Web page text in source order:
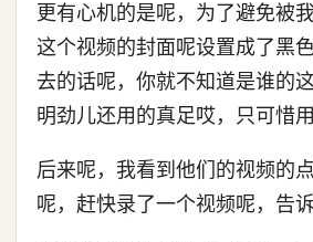
更有心机的是呢，为了避免被
这个视频的封面呢设置成了黑
去的话呢，你就不知道是谁的
明劲儿还用的真足哎，只可惜用
后来呢，我看到他们的视频的
呢，赶快录了一个视频呢，告